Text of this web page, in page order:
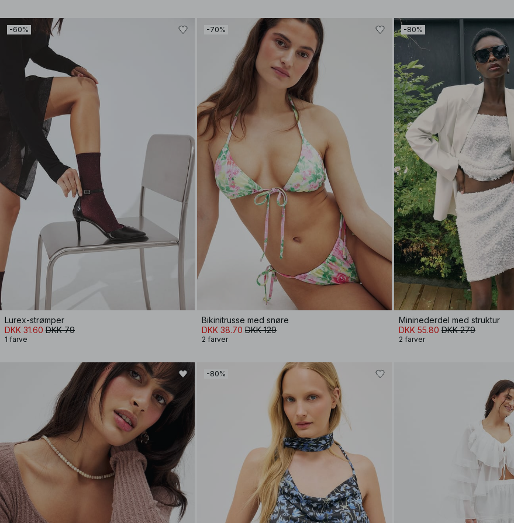
-60%
Lurex-strømper
DKK 31.60 DKK 79
1 farve
-70%
Bikinitrusse med snøre
DKK 38.70 DKK 129
2 farver
-80%
Mininederdel med struktur
DKK 55.80 DKK 279
2 farver
-80%